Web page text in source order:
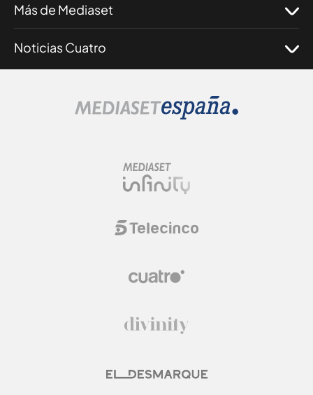
Más de Mediaset
Noticias Cuatro